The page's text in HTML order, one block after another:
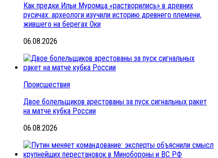
Как предки Ильи Муромца «растворились» в древних
русичах: археологи изучили историю древнего племени,
жившего на берегах Оки
06.08.2026
Происшествия
Двое болельщиков арестованы за пуск сигнальных ракет
на матче кубка России
06.08.2026